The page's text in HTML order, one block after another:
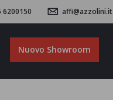
6200150 affi@azzolini.it
Nuovo Showroom